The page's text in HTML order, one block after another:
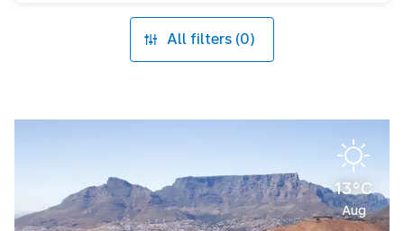
All filters (0)
13°C
Aug